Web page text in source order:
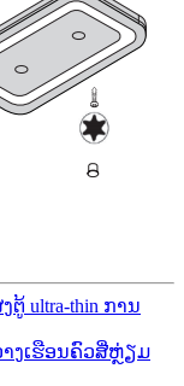
ຕູ້ ultra-thin ການ
າງເຮືອນຄົວສີ່ຫຼ່ຽມ